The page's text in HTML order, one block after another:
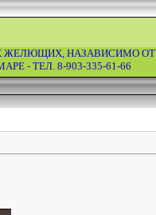
ЖЕЛЮЩИХ, НАЗАВИСИМО ОТ
- ТЕЛ. 8-903-335-61-66